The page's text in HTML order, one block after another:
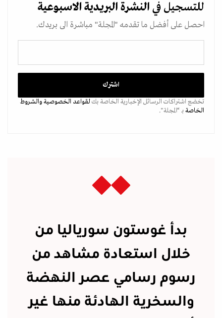
للتسجيل في النشرة البريدية الاسبوعية
احصل على أفضل ما تقدمه "المجلة" مباشرة الى بريدك.
تخضع اشتراكات الرسائل الإخبارية الخاصة بكلقواعد الخصوصيةوالشروط
الخاصة بـ “المجلة".
بدأ غوستون سورياليا من
خلال استعادة مشاهد من
رسوم رسامي عصر النهضة
والسخرية الهادئة منها غير